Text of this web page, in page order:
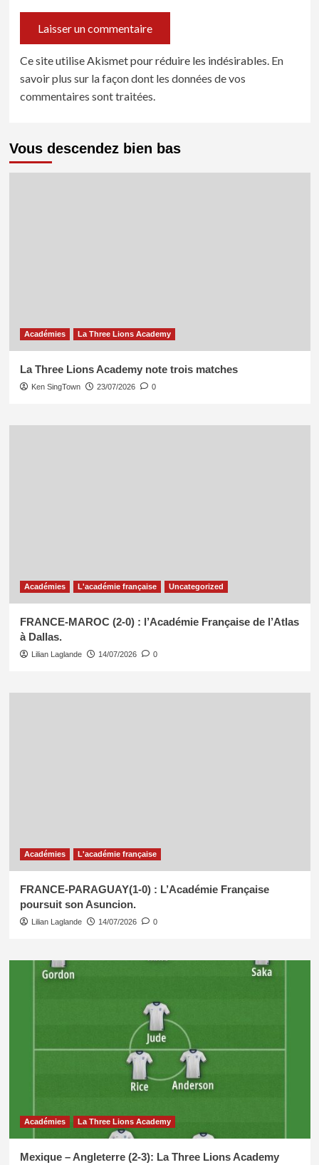
Ce site utilise Akismet pour réduire les indésirables. En
savoir plus sur la façon dont les données de vos
commentaires sont traitées.
Vous descendez bien bas
Académies La Three Lions Academy
La Three Lions Academy note trois matches
Ken SingTown 23/07/2026 0
Académies L'académie française Uncategorized
FRANCE-MAROC (2-0) : l’Académie Française de l’Atlas
à Dallas.
Lilian Laglande 14/07/2026 0
Académies L'académie française
FRANCE-PARAGUAY(1-0) : L’Académie Française
poursuit son Asuncion.
Lilian Laglande 14/07/2026 0
Académies La Three Lions Academy
Mexique – Angleterre (2-3): La Three Lions Academy